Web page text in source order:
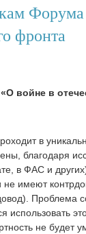
Форума
фронта
войне в
в
благодаря
в ФАС и
не имеют
Проблема
использовать
не будет